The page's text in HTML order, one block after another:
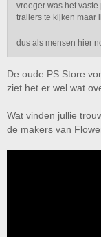
vroeger was het
trailers te kijken maar
dus als mensen hier
De oude PS Store
ziet het er wel wat
Wat vinden jullie
de makers van